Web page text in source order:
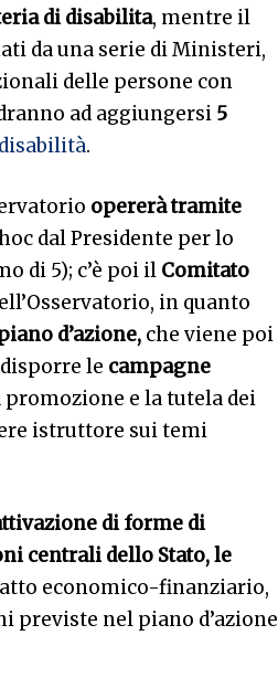
di disabilita, mentre il
da una serie di Ministeri,
delle persone con
ad aggiungersi 5
disabilità.
opererà tramite
dal Presidente per lo
di 5); c’è poi il Comitato
in quanto
d’azione, che viene poi
le campagne
promozione e la tutela dei
istruttore sui temi
di forme di
centrali dello Stato, le
economico-finanziario,
previste nel piano d’azione